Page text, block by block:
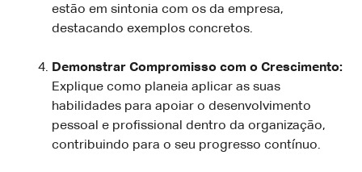
estão em sintonia com os da empresa,
destacando exemplos concretos.
Demonstrar Compromisso com o Crescimento:
Explique como planeia aplicar as suas
habilidades para apoiar o desenvolvimento
pessoal e profissional dentro da organização,
contribuindo para o seu progresso contínuo.